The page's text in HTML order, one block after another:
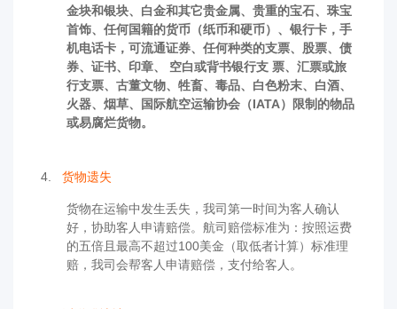
金块和银块、白金和其它贵金属、贵重的宝石、珠宝
首饰、任何国籍的货币（纸币和硬币）、银行卡，手
机电话卡，可流通证券、任何种类的支票、股票、债
券、证书、印章、 空白或背书银行支 票、汇票或旅
行支票、古董文物、牲畜、毒品、白色粉末、白酒、
火器、烟草、国际航空运输协会（IATA）限制的物品
或易腐烂货物。
4. 货物遗失
货物在运输中发生丢失，我司第一时间为客人确认
好，协助客人申请赔偿。航司赔偿标准为：按照运费
的五倍且最高不超过100美金（取低者计算）标准理
赔 ，我司会帮客人申请赔偿，支付给客人。